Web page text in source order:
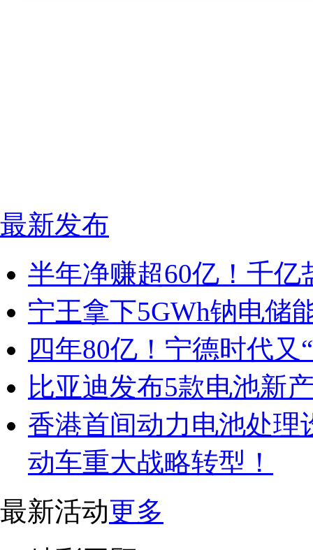
最新发布
半年净赚超60亿！千
宁王拿下5GWh钠电储
四年80亿！宁德时代
比亚迪发布5款电池新
香港首间动力电池处理
动车重大战略转型！
最新活动更多